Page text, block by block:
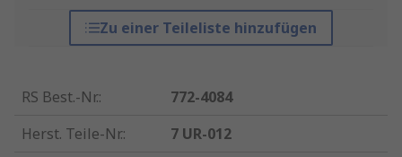
Zu einer Teileliste hinzufügen
RS Best.-Nr.:
772-4084
Herst. Teile-Nr.:
7 UR-012